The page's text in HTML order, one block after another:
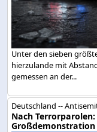
Unter den sieben
hierzulande mit
gemessen an der...
Deutschland --
Nach
Großdemonstration